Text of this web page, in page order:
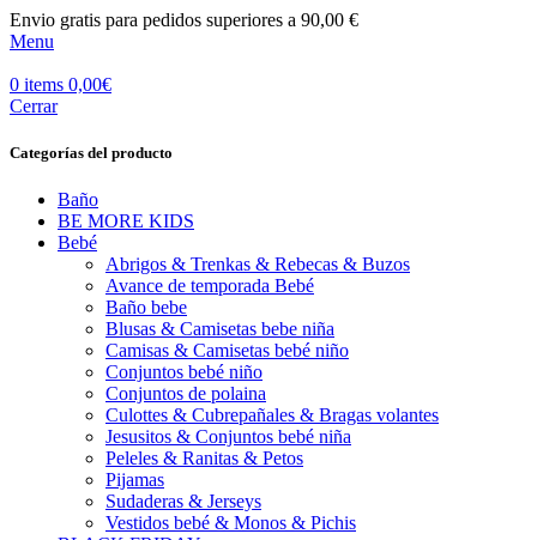
Envio gratis para pedidos superiores a 90,00 €
Menu
0 items 0,00€
Cerrar
Categorías del producto
Baño
BE MORE KIDS
Bebé
Abrigos & Trenkas & Rebecas & Buzos
Avance de temporada Bebé
Baño bebe
Blusas & Camisetas bebe niña
Camisas & Camisetas bebé niño
Conjuntos bebé niño
Conjuntos de polaina
Culottes & Cubrepañales & Bragas volantes
Jesusitos & Conjuntos bebé niña
Peleles & Ranitas & Petos
Pijamas
Sudaderas & Jerseys
Vestidos bebé & Monos & Pichis